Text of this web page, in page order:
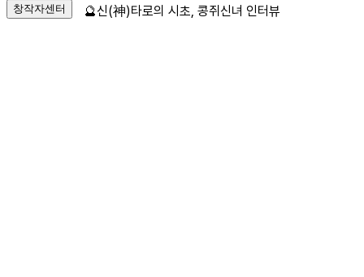
창작자센터 🔮신(神)타로의 시초, 콩쥐신녀 인터뷰